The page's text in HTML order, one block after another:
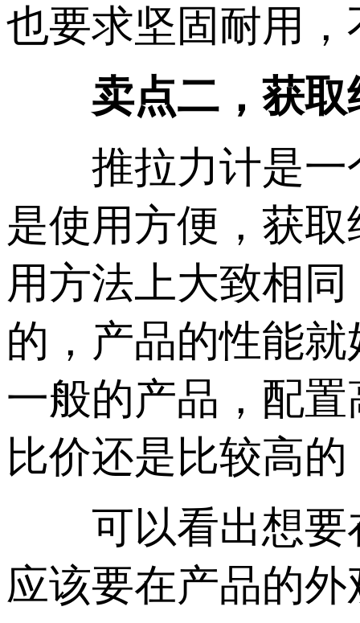
也要求坚固耐用
卖点二，获取
推拉力计是一
是使用方便，获
用方法上大致相
的，产品的性能
一般的产品，配
比价还是比较高
可以看出想要
应该要在产品的